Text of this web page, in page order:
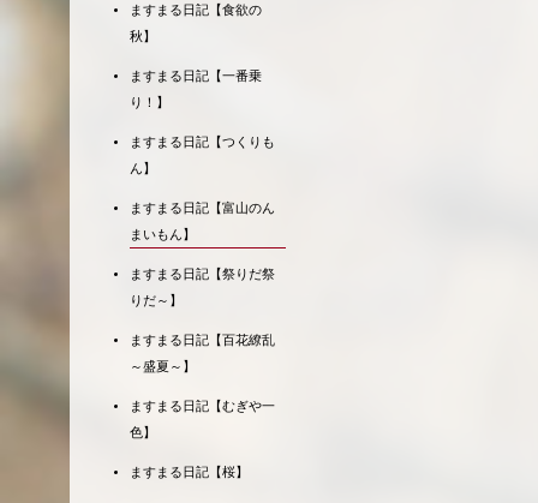
ますまる日記【食欲の
秋】
ますまる日記【一番乗
り！】
ますまる日記【つくりも
ん】
ますまる日記【富山のん
まいもん】
ますまる日記【祭りだ祭
りだ～】
ますまる日記【百花繚乱
～盛夏～】
ますまる日記【むぎや一
色】
ますまる日記【桜】